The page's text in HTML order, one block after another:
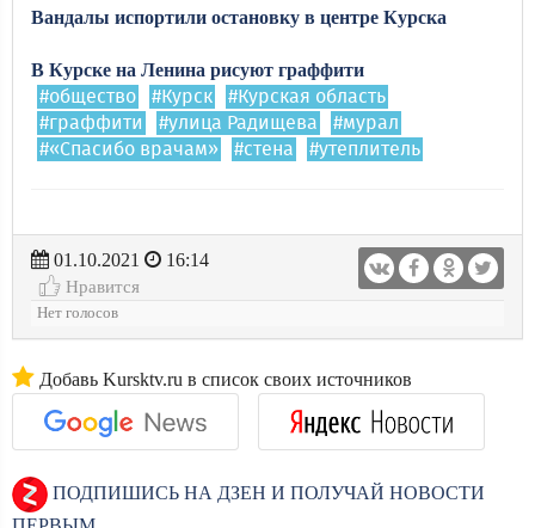
Вандалы испортили остановку в центре Курска
В Курске на Ленина рисуют граффити
#общество #Курск
#Курская область
#граффити
#улица Радищева
#мурал
#«Спасибо врачам»
#стена #утеплитель
01.10.2021
16:14
Нравится
Нет голосов
Добавь Kursktv.ru в список своих источников
ПОДПИШИСЬ НА ДЗЕН И ПОЛУЧАЙ НОВОСТИ